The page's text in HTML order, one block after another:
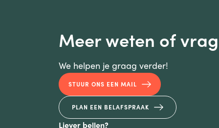
Meer weten of
We helpen je graag verder!
STUUR ONS EEN MAIL
PLAN EEN BELAFSPRAAK
Liever bellen?